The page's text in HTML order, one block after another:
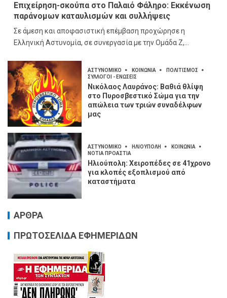
Επιχείρηση-σκούπα στο Παλαιό Φάληρο: Εκκένωση
παράνομων καταυλισμών και συλλήψεις
Σε άμεση και αποφασιστική επέμβαση προχώρησε η
Ελληνική Αστυνομία, σε συνεργασία με την Ομάδα Ζ,...
ΑΣΤΥΝΟΜΙΚΟ ΚΟΙΝΩΝΙΑ
ΠΟΛΙΤΙΣΜΟΣ
ΣΥΛΛΟΓΟΙ - ΕΝΩΣΕΙΣ
Νικόλαος Λαυράνος: Βαθιά θλίψη
στο Πυροσβεστικό Σώμα για την
απώλεια των τριών συναδέλφων
μας
ΑΣΤΥΝΟΜΙΚΟ ΗΛΙΟΥΠΟΛΗ
ΚΟΙΝΩΝΙΑ
ΝΟΤΙΑ ΠΡΟΑΣΤΙΑ
Ηλιούπολη: Χειροπέδες σε 41χρονο
για κλοπές εξοπλισμού από
καταστήματα
ΑΡΘΡΑ
ΠΡΩΤΟΣΕΛΙΔΑ ΕΦΗΜΕΡΙΔΩΝ